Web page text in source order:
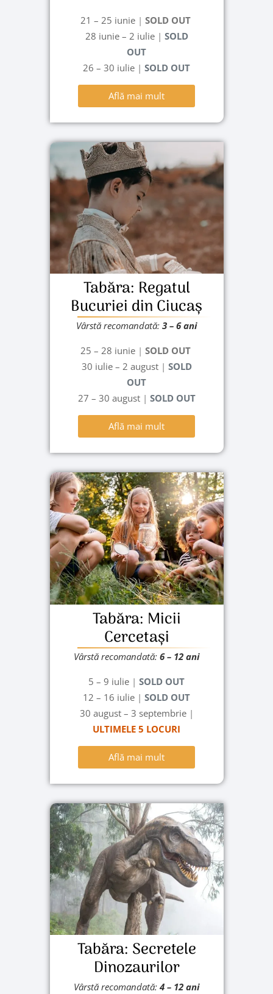
21 – 25 iunie | SOLD OUT
28 iunie – 2 iulie | SOLD
OUT
26 – 30 iulie | SOLD OUT
Află mai mult
Tabăra: Regatul
Bucuriei din Ciucaș
Vârstă recomandată: 3 – 6 ani
25 – 28 iunie | SOLD OUT
30 iulie – 2 august | SOLD
OUT
27 – 30 august | SOLD OUT
Află mai mult
Tabăra: Micii
Cercetași
Vârstă recomandată: 6– 12 ani
5 – 9 iulie | SOLD OUT
12 – 16 iulie | SOLD OUT
30 august – 3 septembrie |
ULTIMELE 5 LOCURI
Află mai mult
Tabăra: Secretele
Dinozaurilor
Vârstă recomandată: 4 – 12 ani